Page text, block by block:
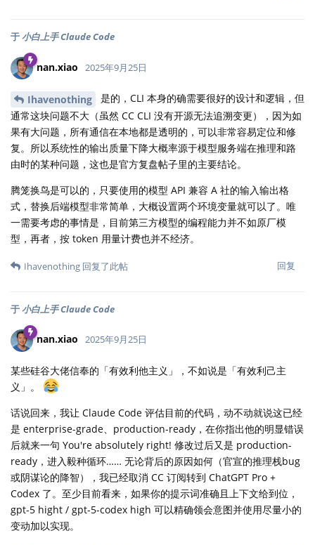
于小白上手 Claude Code
nan.xiao 2025年9月25日
Ihavenothing
是的，CLI 本身的确需要很好的设计和逻辑，但
通常这块问题不大（虽然 CC CLI 没有开源无法追溯变更），因为如
果有大问题，所有通信在本地都是透明的，可以非常容易定位和修
复。所以系统性的输出质量下降大概率源于模型服务端在推理和路
由时的某种问题，这也是官方复盘帖子里的主要结论。
腾笼换鸟是可以的，只要使用的模型 API 兼容 A 社的输入输出格
式，替换后端模型非常简单，大概设置两个环境变量就可以了。唯
一需要考虑的事情是，目前第三方模型的编程能力并不如原厂模
型，再者，按 token 用量计费也并不经济。
回复
Ihavenothing 回复了此帖
于小白上手 Claude Code
nan.xiao 2025年9月25日
某些硅谷大佬信奉的「有效利他主义」，不如说是「有效利己主
义」。
话说回来，我让 Claude Code 评估目前的代码，动不动就说这已经
是 enterprise-grade、production-ready，在你指出他的明显错误
后就来一句 You're absolutely right! 修改过后又是 production-
ready，进入毅种循环…… 无论背后的原因如何（官宣的推理栈bug
或阴谋论的降智），我已经取消 CC 订阅转到 ChatGPT Pro +
Codex 了。至少目前看来，如果你的提示词准确且上下文给到位，
gpt-5 hight / gpt-5-codex high 可以精确领会意图并使用尽量小的
变动加以实现。